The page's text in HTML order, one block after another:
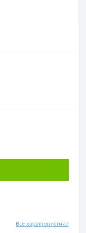
Все характеристики